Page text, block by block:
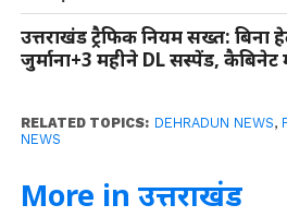
उत्तराखंड ट्रैफिक नियम सख्त: बिना
जुर्माना+3 महीने DL सस्पेंड, कैबिनेट
RELATED TOPICS: DEHRADUN NEWS,
NEWS
More in उत्तराखंड